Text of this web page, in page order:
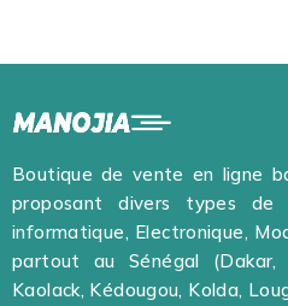
Boutique de vente en ligne
proposant divers types de
informatique, Electronique,
partout au Sénégal (Dakar,
Kaolack, Kédougou, Kolda,